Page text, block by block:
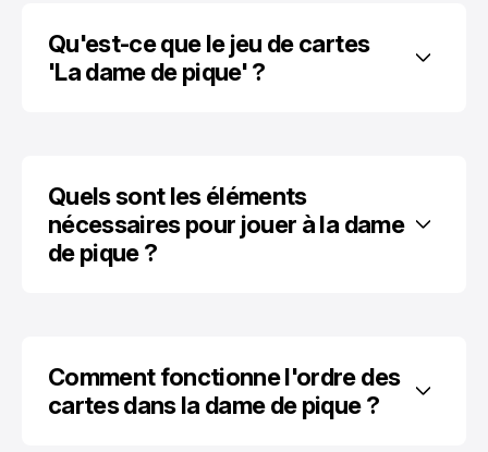
Qu'est-ce que le jeu de cartes
'La dame de pique' ?
Quels sont les éléments
nécessaires pour jouer à la dame
de pique ?
Comment fonctionne l'ordre des
cartes dans la dame de pique ?